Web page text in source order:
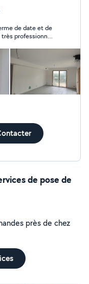
de date et de
professionnel
cet artisan.
de pose de
près de chez